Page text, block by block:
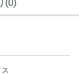
(0)
ス